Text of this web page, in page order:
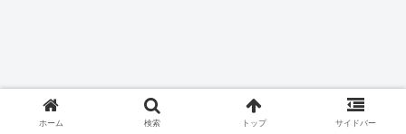
ホーム 検索 トップ サイドバー